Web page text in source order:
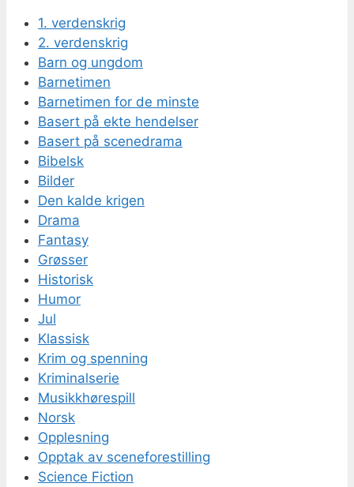
1. verdenskrig
2. verdenskrig
Barn og ungdom
Barnetimen
Barnetimen for de minste
Basert på ekte hendelser
Basert på scenedrama
Bibelsk
Bilder
Den kalde krigen
Drama
Fantasy
Grøsser
Historisk
Humor
Jul
Klassisk
Krim og spenning
Kriminalserie
Musikkhørespill
Norsk
Opplesning
Opptak av sceneforestilling
Science Fiction